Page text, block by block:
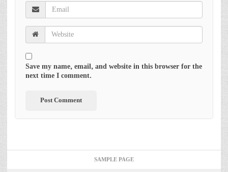
Save my name, email, and website in this browser for the
next time I comment.
SAMPLE PAGE